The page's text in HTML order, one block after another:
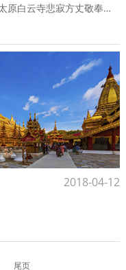
北京广济寺演觉方丈在仔细观摩敬奉山西太原白云寺悲寂方丈敬奉南京佛教协会副会长、毗卢寺传义方丈敬奉洛阳白马寺印乐方丈敬奉圆慈法师向收藏家、古董鉴赏家马未都请教祈福塔的工艺敬奉给九华山中国佛教协会会长慧深法师给中国佛教协会会长一诚长老敬奉祈福塔...
2018-04-12
尾页